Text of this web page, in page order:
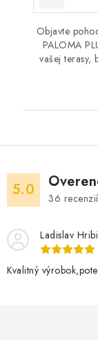
Objavte
PALOMA
vašej terasy,
5.0 36
Ladislav
Kvalitný